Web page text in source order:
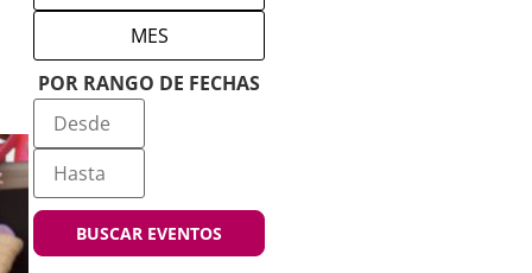
MES
POR RANGO DE FECHAS
BUSCAR EVENTOS